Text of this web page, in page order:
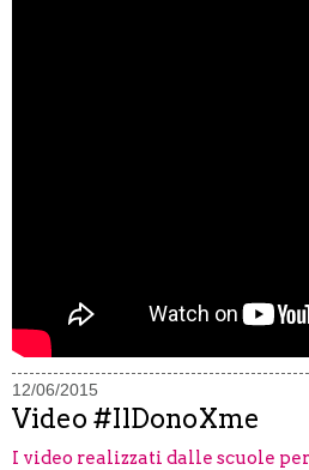
12/06/2015
Video #IlDonoXme
I video realizzati dalle scuole